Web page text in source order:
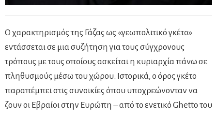
Ο χαρακτηρισμός της Γάζας ως «γεωπολιτικό γκέτο»
εντάσσεται σε μια συζήτηση για τους σύγχρονους
τρόπους με τους οποίους ασκείται η κυριαρχία πάνω σε
πληθυσμούς μέσω του χώρου. Ιστορικά, ο όρος γκέτο
παραπέμπει στις συνοικίες όπου υποχρεώνονταν να
ζουν οι Εβραίοι στην Ευρώπη – από το ενετικό Ghetto του